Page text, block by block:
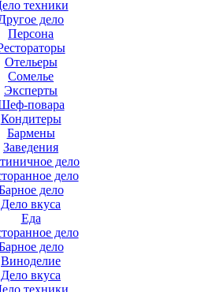
техники
дело
Персона
Отельеры
Сомелье
Эксперты
повара
Кондитеры
Бармены
Заведения
дело
дело
дело
Дело вкуса
Еда
дело
дело
Виноделие
Дело вкуса
техники